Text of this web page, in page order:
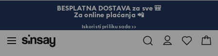
BESPLATNA DOSTAVA za sve 🎒
Za online plaćanja 📲
Iskoristi priliku sada >>